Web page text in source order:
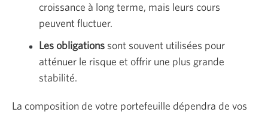
croissance à long terme, mais leurs cours
peuvent fluctuer.
Les obligations sont souvent utilisées pour
atténuer le risque et offrir une plus grande
stabilité.
La composition de votre portefeuille dépendra de vos